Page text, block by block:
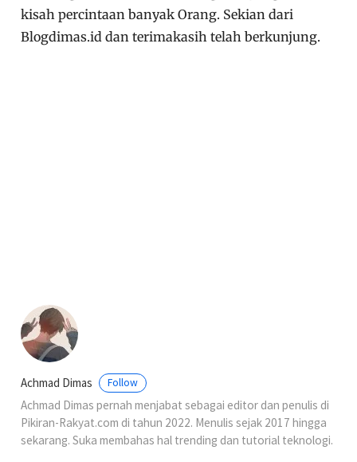
kisah percintaan banyak Orang. Sekian dari
Blogdimas.id dan terimakasih telah berkunjung.
Achmad Dimas Follow
Achmad Dimas pernah menjabat sebagai editor dan penulis di
Pikiran-Rakyat.com di tahun 2022. Menulis sejak 2017 hingga
sekarang. Suka membahas hal trending dan tutorial teknologi.